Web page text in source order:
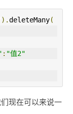
).deleteMany(
: "值2"
现在可以来说一